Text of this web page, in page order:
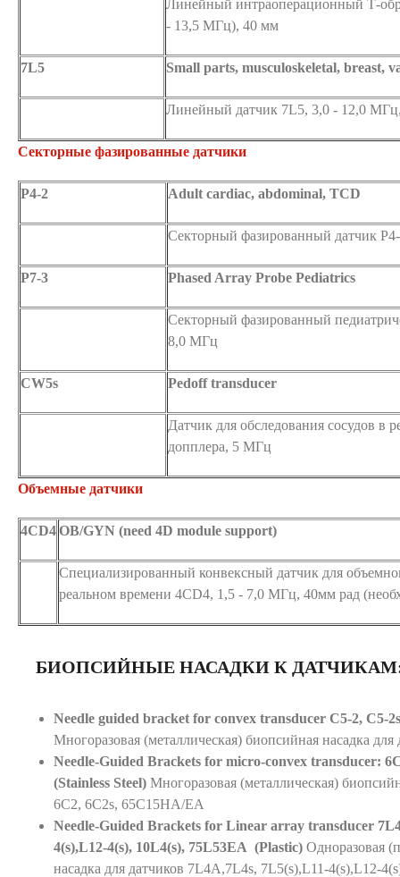
Линейный интраоперационный Т-
- 13,5 МГц), 40 мм
7L5 Small parts, musculoskeletal, breast,
Линейный датчик 7L5, 3,0 - 12,0
Секторные фазированные датчики
P4-2 Adult cardiac, abdominal, TCD
Секторный фазированный датчик
P7-3 Phased Array Probe Pediatrics
Секторный фазированный
8,0 МГц
CW5s Pedoff transducer
Датчик для обследования сосудов в
допплера, 5 МГц
Объемные датчики
4CD4OB/GYN (need 4D module support)
Специализированный конвексный датчик для
реальном времени 4CD4, 1,5 - 7,0 МГц, 40мм рад
БИОПСИЙНЫЕ НАСАДКИ К
Needle guided bracket for convex transducer C5-2, C5-
Многоразовая (металлическая) биопсийная насадка для
Needle-Guided Brackets for micro-convex transducer:
(Stainless Steel) Многоразовая (металлическая)
6C2, 6C2s, 65C15HA/EA
Needle-Guided Brackets for Linear array transducer
4(s),L12-4(s), 10L4(s), 75L53EA (Plastic) Одноразовая
насадка для датчиков 7L4A,7L4s, 7L5(s),L11-4(s),L12-